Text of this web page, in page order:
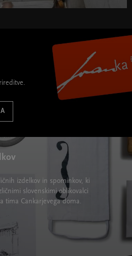
izdelkov in spominkov, ki
slovenskimi oblikovalci
tima Cankarjevega doma.